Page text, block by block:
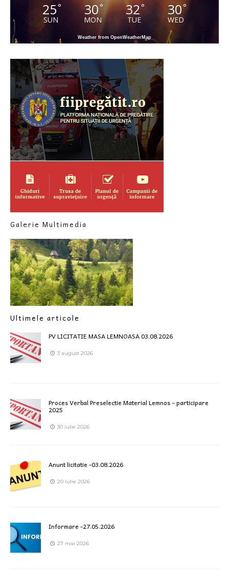
25°
SUN
30°
MON
32°
TUE
30°
WED
Weather from OpenWeatherMap
Galerie Multimedia
Ultimele articole
PV LICITATIE MASA LEMNOASA 03.08.2026
3 august 2026
Proces Verbal Preselectie Material Lemnos – participare
2025
30 iulie 2026
Anunt licitatie -03.08.2026
20 iulie 2026
Informare -27.05.2026
27 mai 2026